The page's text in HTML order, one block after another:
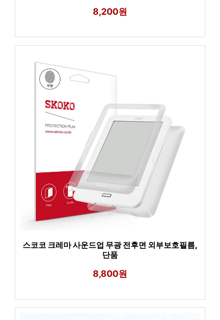
8,200원
스코코 크레마 사운드업 무광 전후면 외부보호필름,
단품
8,800원